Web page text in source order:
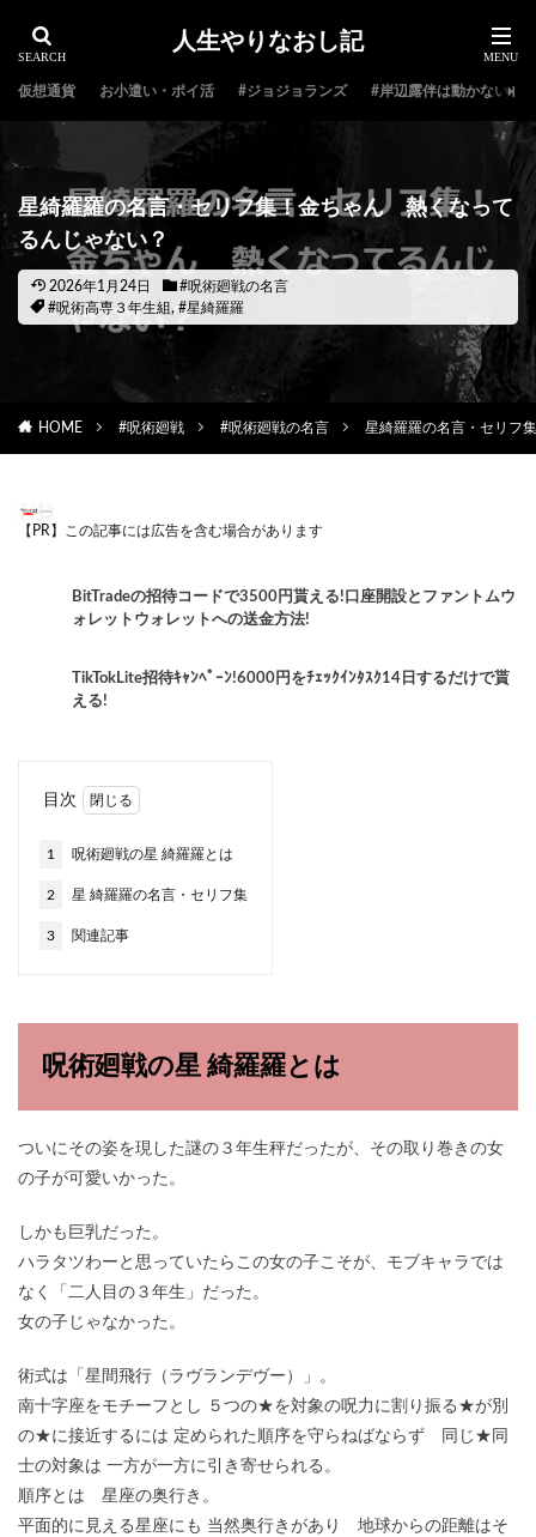
人生やりなおし記
仮想通貨 お小遣い・ポイ活 #ジョジョランズ #岸辺露伴は動かない
星綺羅羅の名言・セリフ集！金ちゃん 熱くなって
るんじゃない？
2026年1月24日
#呪術廻戦の名言
#呪術高専３年生組, #星綺羅羅
HOME #呪術廻戦 #呪術廻戦の名言 星綺羅羅の名言・セリフ
【PR】この記事には広告を含む場合があります
BitTradeの招待コードで3500円貰える!口座開設とファントムウ
ォレットウォレットへの送金方法!
TikTokLite招待ｷｬﾝﾍﾟｰﾝ!6000円をﾁｪｯｸｲﾝﾀｽｸ14日するだけで貰
える!
目次
1 呪術廻戦の星 綺羅羅とは
2 星 綺羅羅の名言・セリフ集
3 関連記事
呪術廻戦の星 綺羅羅とは
ついにその姿を現した謎の３年生秤だったが、その取り巻きの女
の子が可愛いかった。
しかも巨乳だった。
ハラタツわーと思っていたらこの女の子こそが、モブキャラでは
なく「二人目の３年生」だった。
女の子じゃなかった。
術式は「星間飛行（ラヴランデヴー）」。
南十字座をモチーフとし ５つの★を対象の呪力に割り振る★が別
の★に接近するには 定められた順序を守らねばならず 同じ★同
士の対象は 一方が一方に引き寄せられる。
順序とは 星座の奥行き。
平面的に見える星座にも 当然奥行きがあり 地球からの距離はそ